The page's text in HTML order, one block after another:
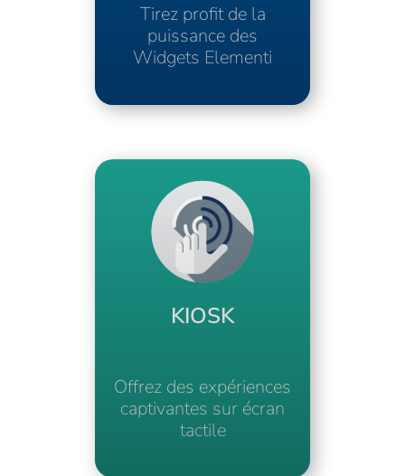
Tirez profit de la
puissance des
Widgets Elementi
KIOSK
Offrez des expériences
captivantes sur écran
tactile